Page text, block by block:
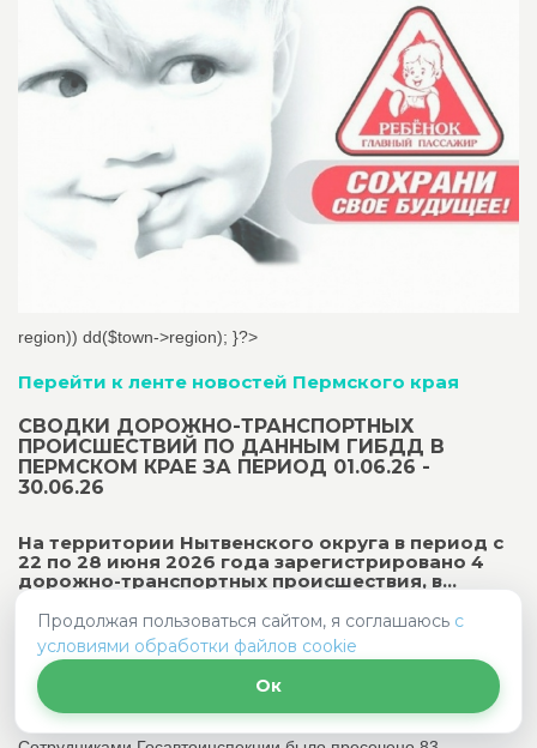
region)) dd($town->region); }?>
Перейти к ленте новостей Пермского края
СВОДКИ ДОРОЖНО-ТРАНСПОРТНЫХ
ПРОИСШЕСТВИЙ ПО ДАННЫМ ГИБДД В
ПЕРМСКОМ КРАЕ ЗА ПЕРИОД 01.06.26 -
30.06.26
На территории Нытвенского округа в период с
22 по 28 июня 2026 года зарегистрировано 4
дорожно-транспортных происшествия, в...
На территории Нытвенского округа в период с 22 по 28 июня
2026 года зарегистрировано 4 дорожно-транспортных
происшествия, в которых пострадало 2 человека, в том числе
1 несовершеннолетний мотоциклист.
Продолжая пользоваться сайтом, я соглашаюсь с
условиями обработки файлов cookie
Ок